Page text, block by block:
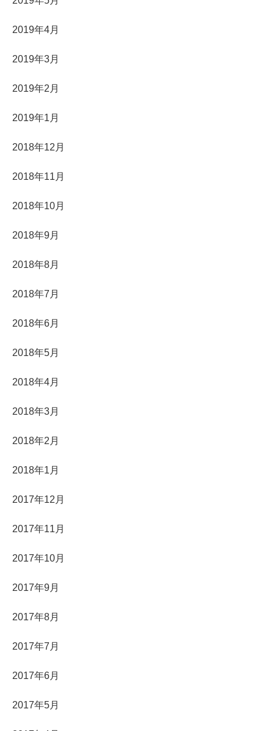
2019年4月
2019年3月
2019年2月
2019年1月
2018年12月
2018年11月
2018年10月
2018年9月
2018年8月
2018年7月
2018年6月
2018年5月
2018年4月
2018年3月
2018年2月
2018年1月
2017年12月
2017年11月
2017年10月
2017年9月
2017年8月
2017年7月
2017年6月
2017年5月